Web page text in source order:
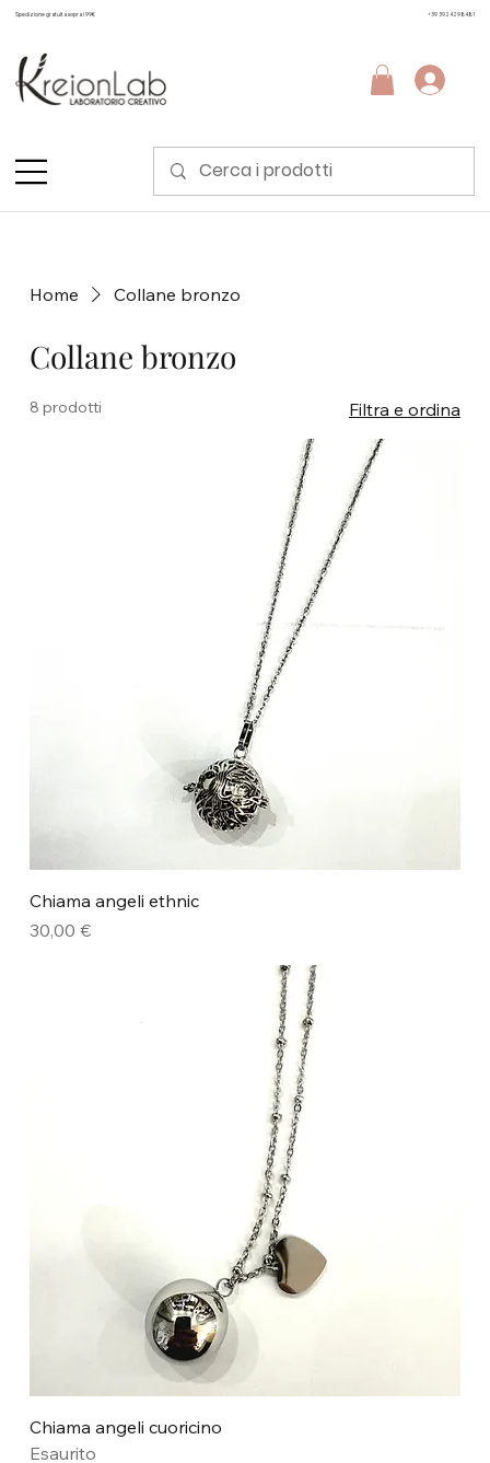
Spedizione gratuita sopra i 99€ +39 3924298481
Home Collane bronzo
Collane bronzo
8 prodotti Filtra e ordina
Chiama angeli ethnic
Prezzo
30,00 €
Chiama angeli cuoricino
Esaurito